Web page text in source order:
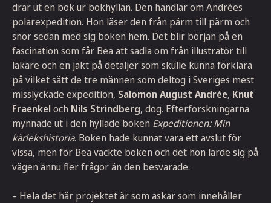
drar ut en bok ur bokhyllan. Den handlar om Andrées
polarexpedition. Hon läser den från pärm till pärm och
snor sedan med sig boken hem. Det blir början på en
fascination som får Bea att sadla om från illustratör till
läkare och en jakt på detaljer som skulle kunna förklara
på vilket sätt de tre männen som deltog i Sveriges mest
misslyckade expedition, Salomon August Andrée, Knut
Fraenkeloch Nils Strindberg, dog. Efterforskningarna
mynnade ut i den hyllade boken Expeditionen: Min
kärlekshistoria. Boken hade kunnat vara ett avslut för
vissa, men för Bea väckte boken och det hon lärde sig på
vägen ännu fler frågor än den besvarade.
– Hela det här projektet är som askar som innehåller